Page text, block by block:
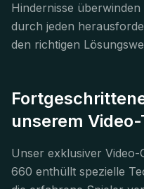
Hindernisse
durch jeden
den richtigen
unserem
Unser exklusiver
660 enthüllt spezielle